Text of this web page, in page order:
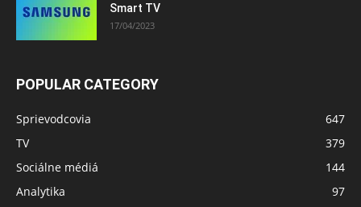
Smart TV
17/04/2023
POPULAR CATEGORY
Sprievodcovia
647
TV
379
Sociálne médiá
144
Analytika
97